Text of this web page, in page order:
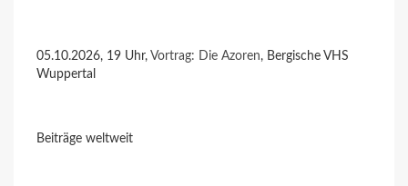
05.10.2026, 19 Uhr, Vortrag: Die Azoren, Bergische VHS
Wuppertal
Beiträge weltweit